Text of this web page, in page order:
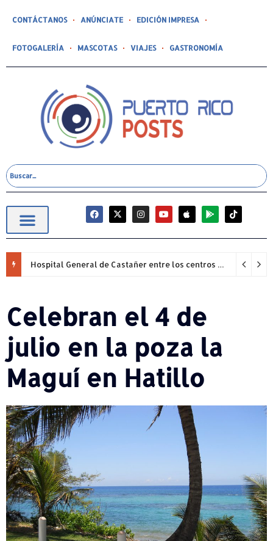
CONTÁCTANOS ANÚNCIATE EDICIÓN IMPRESA
FOTOGALERÍA MASCOTAS VIAJES GASTRONOMÍA
Hospital General de Castañer entre los centros de salud comunitarios con mejor desempeño clínico de Estados Unidos
Celebran el 4 de
julio en la poza la
Maguí en Hatillo